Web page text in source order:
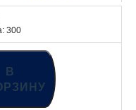
300
В